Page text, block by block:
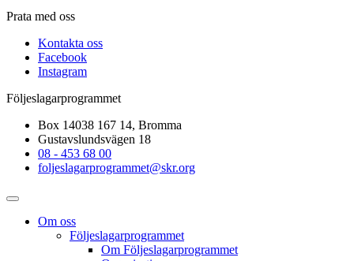
Prata med oss
Kontakta oss
Facebook
Instagram
Följeslagarprogrammet
Box 14038 167 14, Bromma
Gustavslundsvägen 18
08 - 453 68 00
foljeslagarprogrammet@skr.org
Om oss
Följeslagarprogrammet
Om Följeslagarprogrammet